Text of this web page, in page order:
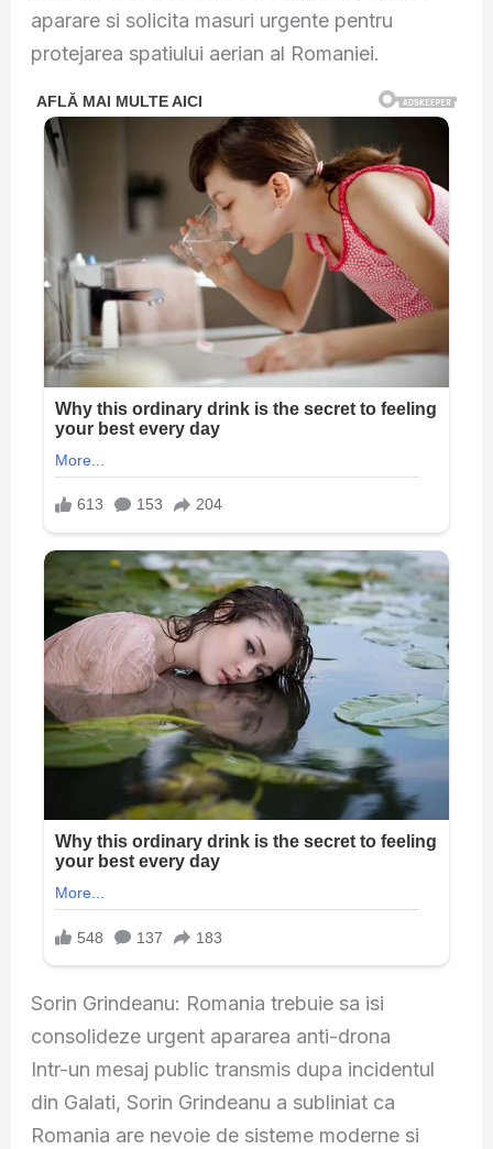
aparare si solicita masuri urgente pentru
protejarea spatiului aerian al Romaniei.
Sorin Grindeanu: Romania trebuie sa isi
consolideze urgent apararea anti-drona
Intr-un mesaj public transmis dupa incidentul
din Galati, Sorin Grindeanu a subliniat ca
Romania are nevoie de sisteme moderne si